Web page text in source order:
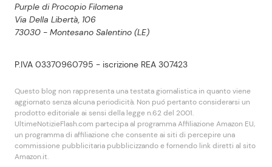
Purple di Procopio Filomena
Via Della Libertà, 106
73030 - Montesano Salentino (LE)
P.IVA 03370960795 - iscrizione REA 307423
Questo blog non rappresenta una testata giornalistica in quanto viene
aggiornato senza alcuna periodicità. Non puó pertanto considerarsi un
prodotto editoriale ai sensi della legge n.62 del 2001.
UltimeNotizieFlash.com partecipa al programma Affiliazione Amazon EU,
un programma di affiliazione che consente ai siti di percepire una
commissione pubblicitaria pubblicizzando e fornendo link diretti al sito
Amazon.it.